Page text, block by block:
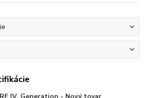
IV. Generation - Nový tovar